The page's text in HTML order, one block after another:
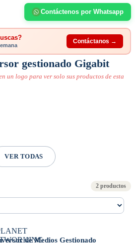
Contáctenos por Whatsapp
Contáctanos →
gestionado Gigabit
un logo para ver solo sus productos de esta
VER TODAS
2 productos
de Medios Gestionado